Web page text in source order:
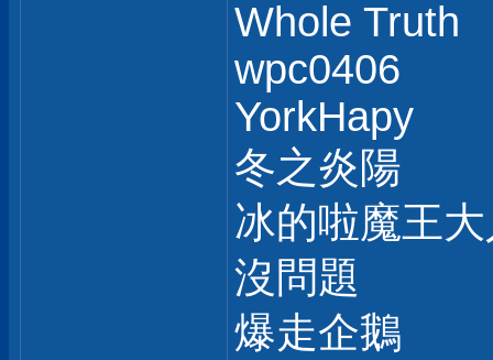
Whole Truth
wpc0406
YorkHapy
冬之炎陽
冰的啦魔王
沒問題
爆走企鵝